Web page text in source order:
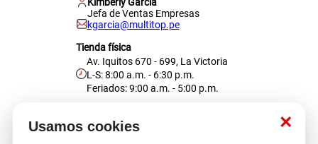
×
Usamos cookies
Jefa de Ventas Empresas
kgarcia@multitop.pe
Tienda física
Av. Iquitos 670 - 699, La Victoria
L-S: 8:00 a.m. - 6:30 p.m.
Feriados: 9:00 a.m. - 5:00 p.m.